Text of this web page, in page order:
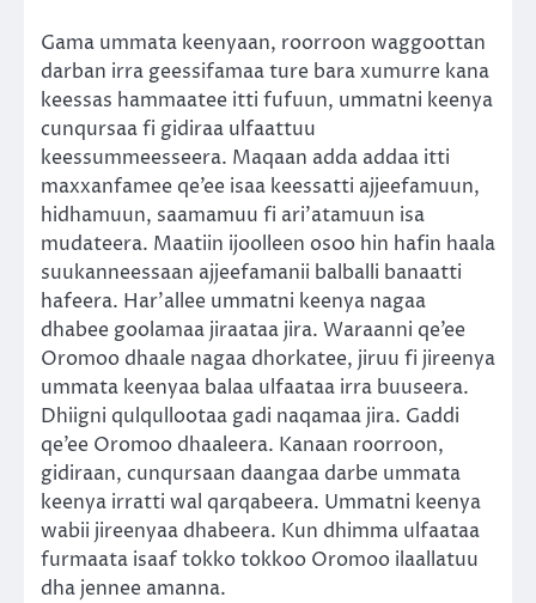
Gama ummata keenyaan, roorroon waggoottan
darban irra geessifamaa ture bara xumurre kana
keessas hammaatee itti fufuun, ummatni keenya
cunqursaa fi gidiraa ulfaattuu
keessummeesseera. Maqaan adda addaa itti
maxxanfamee qe’ee isaa keessatti ajjeefamuun,
hidhamuun, saamamuu fi ari’atamuun isa
mudateera. Maatiin ijoolleen osoo hin hafin haala
suukanneessaan ajjeefamanii balballi banaatti
hafeera. Har’allee ummatni keenya nagaa
dhabee goolamaa jiraataa jira. Waraanni qe’ee
Oromoo dhaale nagaa dhorkatee, jiruu fi jireenya
ummata keenyaa balaa ulfaataa irra buuseera.
Dhiigni qulqullootaa gadi naqamaa jira. Gaddi
qe’ee Oromoo dhaaleera. Kanaan roorroon,
gidiraan, cunqursaan daangaa darbe ummata
keenya irratti wal qarqabeera. Ummatni keenya
wabii jireenyaa dhabeera. Kun dhimma ulfaataa
furmaata isaaf tokko tokkoo Oromoo ilaallatuu
dha jennee amanna.